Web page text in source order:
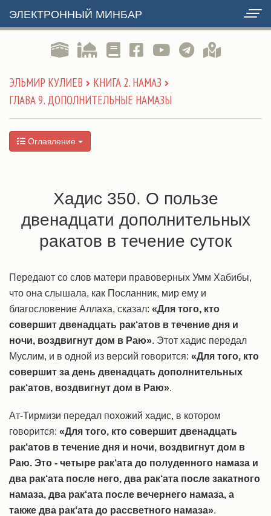
ЭЛЕКТРОННЫЙ МИНБАР
ЭЛЬМИР КУЛИЕВ
КНИГА 2. НАМАЗ
ГЛАВА 9. ДОПОЛНИТЕЛЬНЫЕ НАМАЗЫ
Оглавление
Хадис 350. О пользе
двенадцати дополнительных
ракатов в течение суток
Передают со слов матери правоверных Умм Хабибы,
что она слышала, как Посланник, мир ему и
благословение Аллаха, сказал: «Для того, кто
совершит двенадцать рак‘атов в течение дня и
ночи, воздвигнут дом в Раю». Этот хадис передал
Муслим, и в одной из версий говорится: «Для того, кто
совершит за день двенадцать дополнительных
рак‘атов, воздвигнут дом в Раю».
Ат-Тирмизи передал похожий хадис, в котором
говорится: «Для того, кто совершит двенадцать
рак‘атов в течение дня и ночи, воздвигнут дом в
Раю. Это - четыре рак‘ата до полуденного намаза и
два рак‘ата после него, два рак‘ата после закатного
намаза, два рак‘ата после вечернего намаза, а
также два рак‘ата до рассветного намаза».